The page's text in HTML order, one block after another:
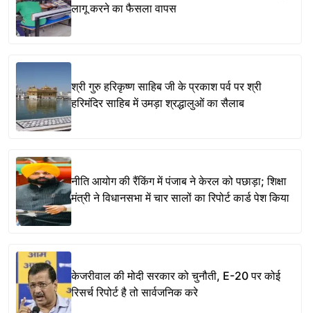
लागू करने का फैसला वापस
श्री गुरु हरिकृष्ण साहिब जी के प्रकाश पर्व पर श्री
हरिमंदिर साहिब में उमड़ा श्रद्धालुओं का सैलाब
नीति आयोग की रैंकिंग में पंजाब ने केरल को पछाड़ा; शिक्षा
मंत्री ने विधानसभा में चार सालों का रिपोर्ट कार्ड पेश किया
केजरीवाल की मोदी सरकार को चुनौती, E-20 पर कोई
रिसर्च रिपोर्ट है तो सार्वजनिक करे